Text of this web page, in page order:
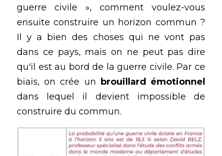
guerre civile », comment voulez-vous
ensuite construire un horizon commun ?
Il y a bien des choses qui ne vont pas
dans ce pays, mais on ne peut pas dire
qu'il est au bord de la guerre civile. Par ce
biais, on crée un
brouillard émotionnel
dans lequel il devient impossible de
construire du commun.